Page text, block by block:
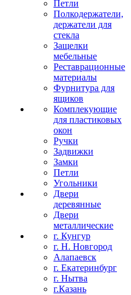
Петли
Полкодержатели,
держатели для
стекла
Защелки
мебельные
Реставрационные
материалы
Фурнитура для
ящиков
Комплекующие
для пластиковых
окон
Ручки
Задвижки
Замки
Петли
Угольники
Двери
деревянные
Двери
металлические
г. Кунгур
г. Н. Новгород
Алапаевск
г. Екатеринбург
г. Нытва
г.Казань